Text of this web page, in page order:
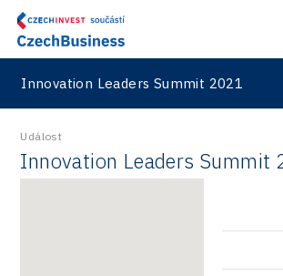
Innovation Leaders Summit 2021
Událost
Innovation Leaders Summit